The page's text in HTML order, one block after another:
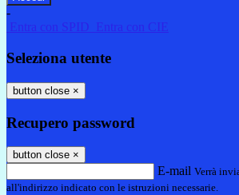
-
Entra con SPID
Entra con CIE
Seleziona utente
button close ×
Recupero password
button close ×
E-mail Verrà
all'indirizzo indicato con le istruzioni necessarie.